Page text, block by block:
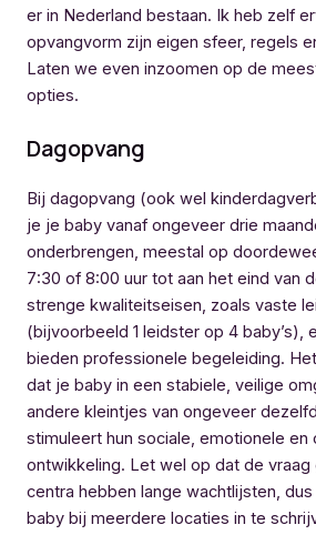
er in Nederland bestaan. Ik heb zelf
opvangvorm zijn eigen sfeer, regels
Laten we even inzoomen op de
opties.
Dagopvang
Bij dagopvang (ook wel
je je baby vanaf ongeveer drie
onderbrengen, meestal op
7:30 of 8:00 uur tot aan het eind van
strenge kwaliteitseisen, zoals vaste
(bijvoorbeeld 1 leidster op 4 baby’s),
bieden professionele begeleiding.
dat je baby in een stabiele, veilige
andere kleintjes van ongeveer
stimuleert hun sociale, emotionele en
ontwikkeling. Let wel op dat de vraag
centra hebben lange wachtlijsten,
baby bij meerdere locaties in te